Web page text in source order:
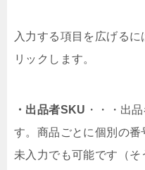
入力する項目を広げる
リックします。
・出品者SKU ・・・出
す。商品ごとに個別の番
未入力でも可能です（そ